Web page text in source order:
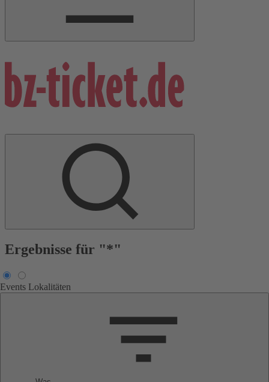
Ergebnisse für "*"
Events Lokalitäten